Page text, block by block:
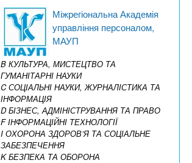
Міжрегіональна Академія
управління персоналом,
МАУП
B КУЛЬТУРА, МИСТЕЦТВО ТА
ГУМАНІТАРНІ НАУКИ
C СОЦІАЛЬНІ НАУКИ, ЖУРНАЛІСТИКА ТА
ІНФОРМАЦІЯ
D БІЗНЕС, АДМІНІСТРУВАННЯ ТА ПРАВО
F ІНФОРМАЦІЙНІ ТЕХНОЛОГІЇ
I ОХОРОНА ЗДОРОВ’Я ТА СОЦІАЛЬНЕ
ЗАБЕЗПЕЧЕННЯ
K БЕЗПЕКА ТА ОБОРОНА